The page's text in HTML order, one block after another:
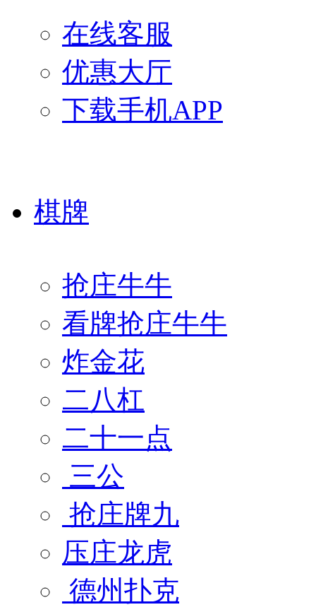
在线客服
优惠大厅
下载手机APP
棋牌
抢庄牛牛
看牌抢庄牛牛
炸金花
二八杠
二十一点
三公
抢庄牌九
压庄龙虎
德州扑克